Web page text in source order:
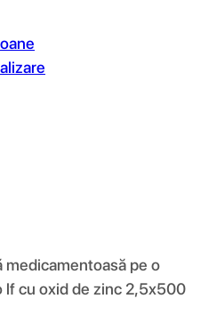
medicamentoasă pe o
lf cu oxid de zinc 2,5x500